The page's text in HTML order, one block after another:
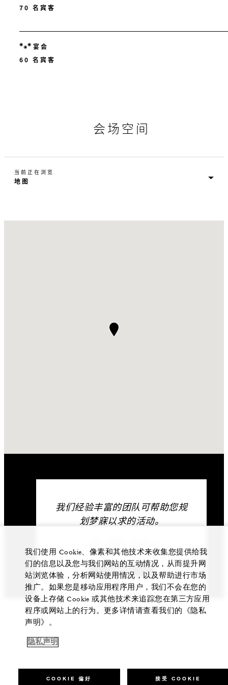
70 名宾客
宴会
60 名宾客
会场空间
当前正在浏览
我们经验丰富的团队可帮助您规
划梦寐以求的活动。
联系我们
我们使用 Cookie、像素和其他技术来收集您提供给我
们的信息以及您与我们网站的互动情况，从而提升网
站浏览体验，分析网站使用情况，以及帮助进行市场
推广。如果您是移动应用程序用户，我们不会在您的
设备上存储 Cookie 或其他技术来追踪您在第三方应用
程序或网站上的行为。更多详情请查看我们的《隐私
声明》。
隐私声明
COOKIE 偏好 接受 COOKIE